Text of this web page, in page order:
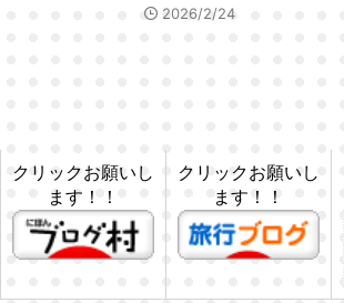
2026/2/24
クリックお願いし
ます！！
クリックお願いし
ます！！